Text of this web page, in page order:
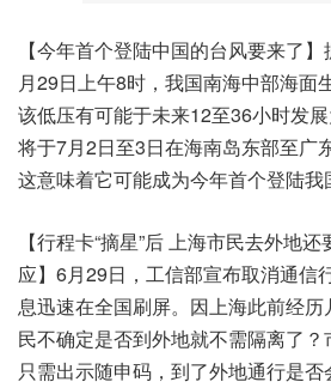
【今年首个登陆中国的台风要来了
月29日上午8时，我国南海中部海面
该低压有可能于未来12至36小时发
将于7月2日至3日在海南岛东部至广
这意味着它可能成为今年首个登陆我
【行程卡“摘星”后 上海市民去外地
应】6月29日，工信部宣布取消通信
息迅速在全国刷屏。因上海此前经
民不确定是否到外地就不需隔离了
只需出示随申码，到了外地通行是